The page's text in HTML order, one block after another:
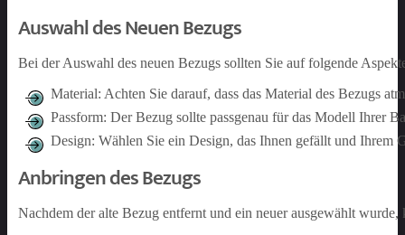
Auswahl des Neuen Bezugs
Bei der Auswahl des neuen Bezugs sollten Sie auf folgende
Material: Achten Sie darauf, dass das Material des Bezugs
Passform: Der Bezug sollte passgenau für das Modell Ihrer
Design: Wählen Sie ein Design, das Ihnen gefällt und Ihrem
Anbringen des Bezugs
Nachdem der alte Bezug entfernt und ein neuer ausgewählt